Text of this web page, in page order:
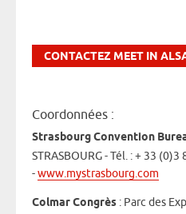
CONTACTEZ MEET IN
Coordonnées :
Strasbourg Convention
STRASBOURG - Tél. : + 33 (0)3
-www.mystrasbourg.com
Colmar Congrès : Parc des